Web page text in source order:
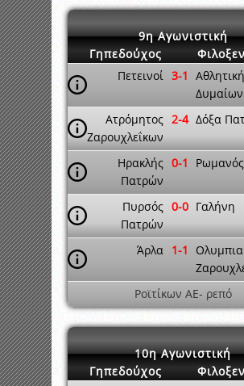
9η Αγωνιστική
Γηπεδούχος
Πετεινοί 3-1
Δυμαίων
Ατρόμητος
Ζαρουχλεΐκων
2-4 Δόξα
Ηρακλής
Πατρών
0-1 Ρωμανός
Πυρσός
Πατρών
0-0 Γαλήνη
Άρλα 1-1
Ροϊτίκων ΑΕ- ρεπό
10η Αγωνιστική
Γηπεδούχος